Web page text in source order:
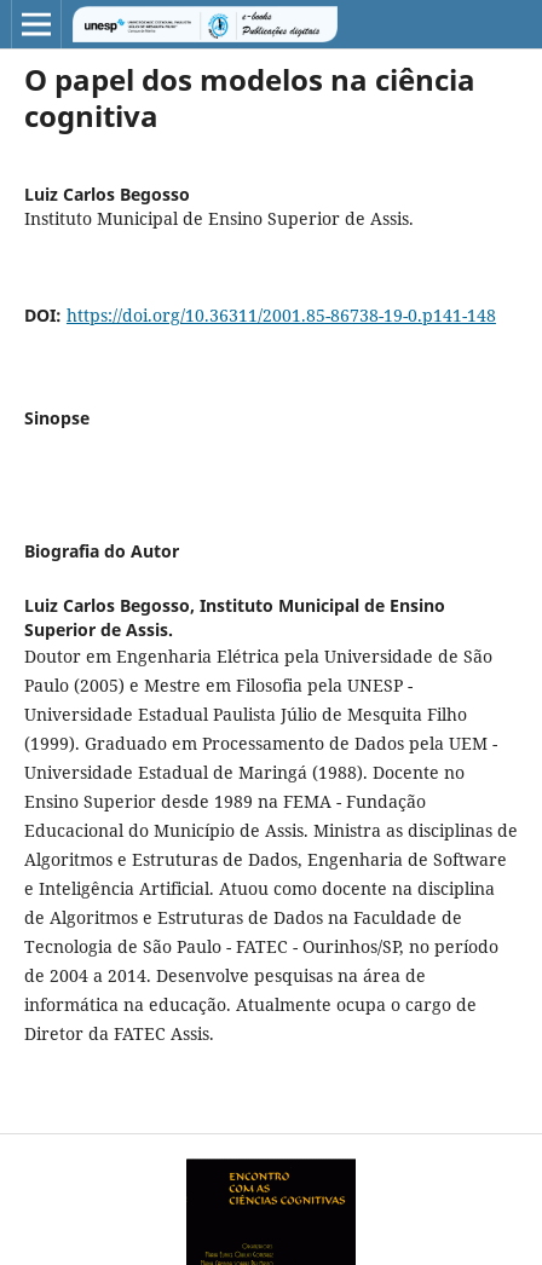
O papel dos modelos na ciência
cognitiva
Luiz Carlos Begosso
Instituto Municipal de Ensino Superior de Assis.
DOI: https://doi.org/10.36311/2001.85-86738-19-0.p141-148
Sinopse
Biografia do Autor
Luiz Carlos Begosso, Instituto Municipal de Ensino
Superior de Assis.
Doutor em Engenharia Elétrica pela Universidade de São
Paulo (2005) e Mestre em Filosofia pela UNESP -
Universidade Estadual Paulista Júlio de Mesquita Filho
(1999). Graduado em Processamento de Dados pela UEM -
Universidade Estadual de Maringá (1988). Docente no
Ensino Superior desde 1989 na FEMA - Fundação
Educacional do Município de Assis. Ministra as disciplinas de
Algoritmos e Estruturas de Dados, Engenharia de Software
e Inteligência Artificial. Atuou como docente na disciplina
de Algoritmos e Estruturas de Dados na Faculdade de
Tecnologia de São Paulo - FATEC - Ourinhos/SP, no período
de 2004 a 2014. Desenvolve pesquisas na área de
informática na educação. Atualmente ocupa o cargo de
Diretor da FATEC Assis.